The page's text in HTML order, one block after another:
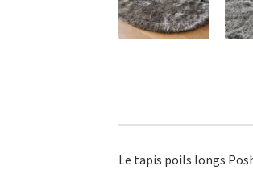
Le tapis poils longs